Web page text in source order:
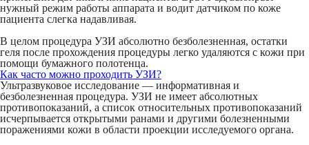
нужный режим работы аппарата и водит датчиком по коже
пациента слегка надавливая.
В целом процедура УЗИ абсолютно безболезненная, остатки
геля после прохождения процедуры легко удаляются с кожи при
помощи бумажного полотенца.
Как часто можно проходить УЗИ?
Ультразвуковое исследование — информативная и
безболезненная процедура. УЗИ не имеет абсолютных
противопоказаний, а список относительных противопоказаний
исчерпывается открытыми ранами и другими болезненными
поражениями кожи в области проекции исследуемого органа.